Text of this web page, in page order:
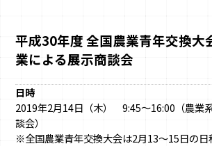
平成30年度 全国農業青年交換
業による展示商談会
日時
2019年2月14日（木） 9:45～16:00（農業
談会）
※全国農業青年交換大会は2月13～15日の日